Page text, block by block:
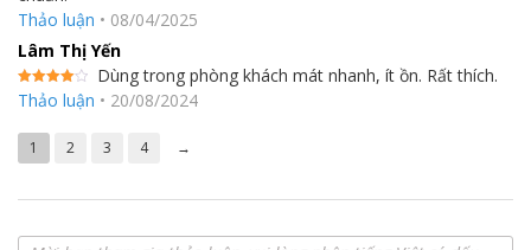
hạng5 5
sao
Thảo luận • 08/04/2025
Lâm Thị Yến
Được
xếp hạng
Dùng trong phòng khách mát nhanh, ít ồn. Rất thích.
Thảo luận • 20/08/2024
1 2 3 4 →